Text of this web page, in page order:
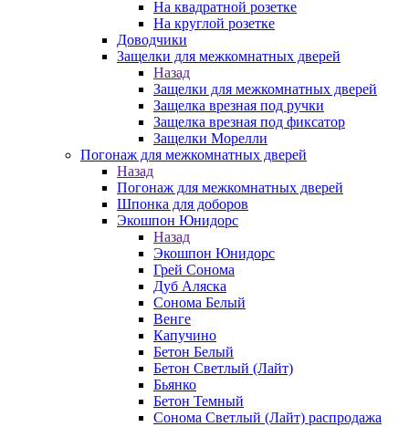
На квадратной розетке
На круглой розетке
Доводчики
Защелки для межкомнатных дверей
Назад
Защелки для межкомнатных дверей
Защелка врезная под ручки
Защелка врезная под фиксатор
Защелки Морелли
Погонаж для межкомнатных дверей
Назад
Погонаж для межкомнатных дверей
Шпонка для доборов
Экошпон Юнидорс
Назад
Экошпон Юнидорс
Грей Сонома
Дуб Аляска
Сонома Белый
Венге
Капучино
Бетон Белый
Бетон Светлый (Лайт)
Бьянко
Бетон Темный
Сонома Светлый (Лайт) распродажа